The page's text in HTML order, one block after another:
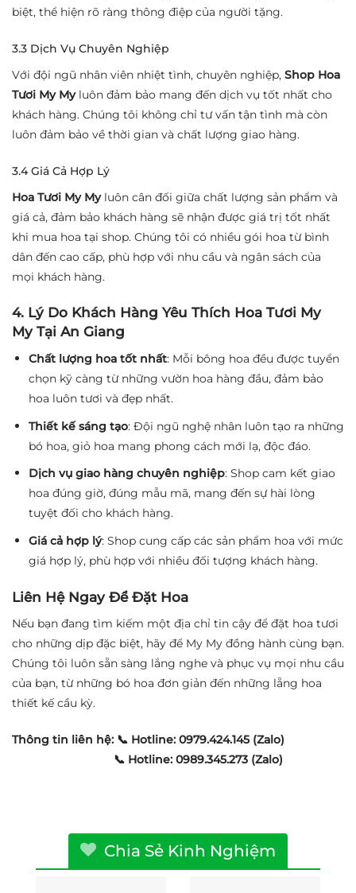
biệt, thể hiện rõ ràng thông điệp của người tặng.
3.3 Dịch Vụ Chuyên Nghiệp
Với đội ngũ nhân viên nhiệt tình, chuyên nghiệp, Shop Hoa
Tươi My Myluôn đảm bảo mang đến dịch vụ tốt nhất cho
khách hàng. Chúng tôi không chỉ tư vấn tận tình mà còn
luôn đảm bảo về thời gian và chất lượng giao hàng.
3.4 Giá Cả Hợp Lý
Hoa Tươi My Myluôn cân đối giữa chất lượng sản phẩm và
giá cả, đảm bảo khách hàng sẽ nhận được giá trị tốt nhất
khi mua hoa tại shop. Chúng tôi có nhiều gói hoa từ bình
dân đến cao cấp, phù hợp với nhu cầu và ngân sách của
mọi khách hàng.
4. Lý Do Khách Hàng Yêu Thích Hoa Tươi My
My Tại An Giang
Chất lượng hoa tốt nhất: Mỗi bông hoa đều được tuyển
chọn kỹ càng từ những vườn hoa hàng đầu, đảm bảo
hoa luôn tươi và đẹp nhất.
Thiết kế sáng tạo: Đội ngũ nghệ nhân luôn tạo ra những
bó hoa, giỏ hoa mang phong cách mới lạ, độc đáo.
Dịch vụ giao hàng chuyên nghiệp: Shop cam kết giao
hoa đúng giờ, đúng mẫu mã, mang đến sự hài lòng
tuyệt đối cho khách hàng.
Giá cả hợp lý: Shop cung cấp các sản phẩm hoa với mức
giá hợp lý, phù hợp với nhiều đối tượng khách hàng.
Liên Hệ Ngay Để Đặt Hoa
Nếu bạn đang tìm kiếm một địa chỉ tin cậy để đặt hoa tươi
cho những dịp đặc biệt, hãy để My My đồng hành cùng bạn.
Chúng tôi luôn sẵn sàng lắng nghe và phục vụ mọi nhu cầu
của bạn, từ những bó hoa đơn giản đến những lẵng hoa
thiết kế cầu kỳ.
Thông tin liên hệ: 📞 Hotline: 0979.424.145 (Zalo)
📞 Hotline: 0989.345.273 (Zalo)
Chia Sẻ Kinh Nghiệm